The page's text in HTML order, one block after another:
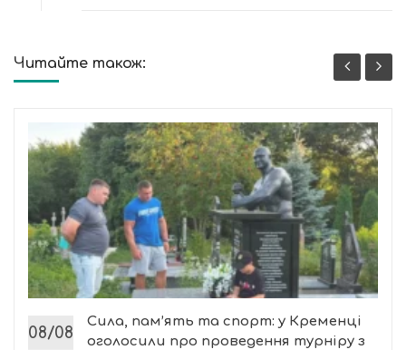
Читайте також:
08/08
Сила, пам’ять та спорт: у Кременці
оголосили про проведення турніру з